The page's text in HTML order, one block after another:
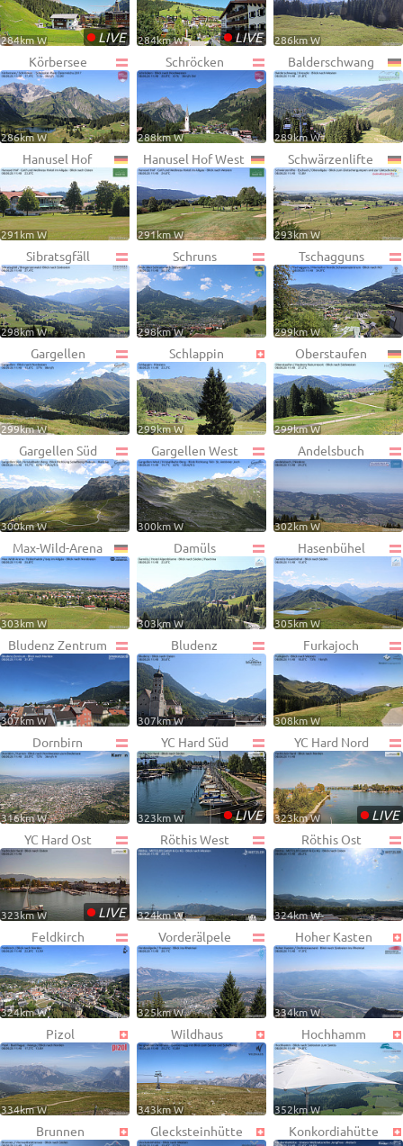
•LIVE
284km W •LIVE
284km W 286km W
Körbersee
286km W
Schröcken
288km W
Balderschwang
289km W
Hanusel Hof
291km W
Hanusel Hof West
291km W
Schwärzenlifte
293km W
Sibratsgfäll
298km W
Schruns
298km W
Tschagguns
299km W
Gargellen
299km W
Schlappin
299km W
Oberstaufen
299km W
Gargellen Süd
300km W
Gargellen West
300km W
Andelsbuch
302km W
Max-Wild-Arena
303km W
Damüls
303km W
Hasenbühel
305km W
Bludenz Zentrum
307km W
Bludenz
307km W
Furkajoch
308km W
Dornbirn
316km W
YC Hard Süd
•LIVE
323km W
YC Hard Nord
•LIVE
323km W
YC Hard Ost
•LIVE
323km W
Röthis West
324km W
Röthis Ost
324km W
Feldkirch
324km W
Vorderälpele
325km W
Hoher Kasten
334km W
Pizol
334km W
Wildhaus
343km W
Hochhamm
352km W
Brunnen Glecksteinhütte Konkordiahütte